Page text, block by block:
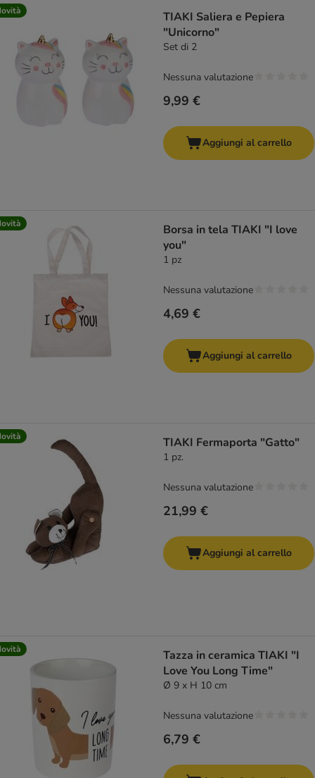
TIAKI Saliera e Pepiera
"Unicorno"
Set di 2
9,99 €
Nessuna valutazione
Aggiungi al carrello
Borsa in tela TIAKI "I love
you"
1 pz
4,69 €
Nessuna valutazione
Aggiungi al carrello
TIAKI Fermaporta "Gatto"
1 pz.
21,99 €
Nessuna valutazione
Aggiungi al carrello
Tazza in ceramica TIAKI "I
Love You Long Time"
Ø 9 x H 10 cm
6,79 €
Nessuna valutazione